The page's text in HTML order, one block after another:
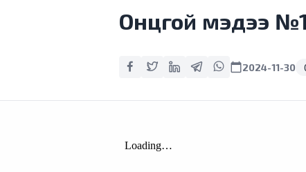
Онцгой мэдээ
calendar_today2024-11-30